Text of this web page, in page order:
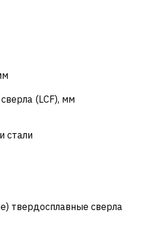
(LCF), мм
стали
твердосплавные сверла